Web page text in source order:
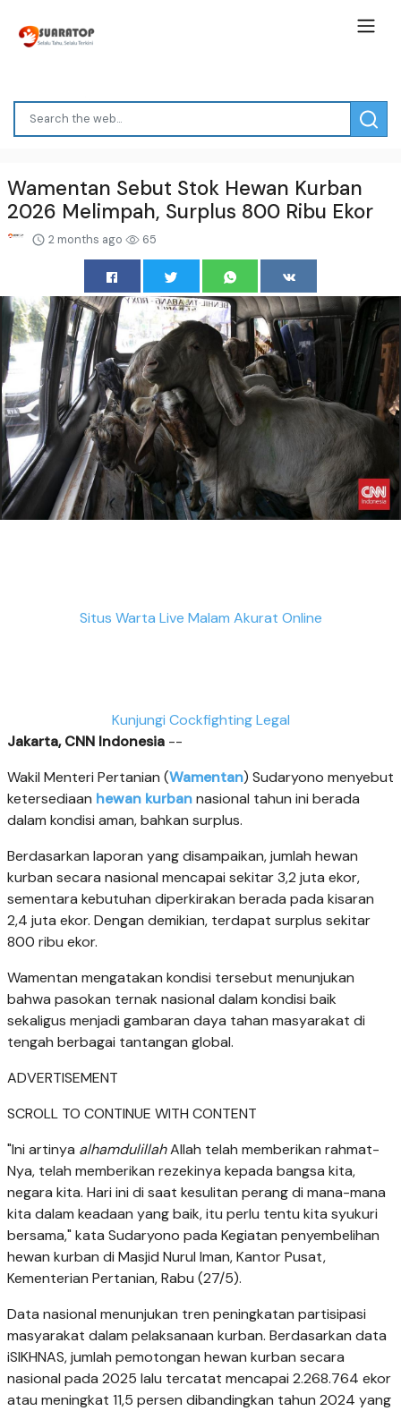
Wamentan Sebut Stok Hewan Kurban
2026 Melimpah, Surplus 800 Ribu Ekor
2 months ago 65
Situs Warta Live Malam Akurat Online
Kunjungi Cockfighting Legal
Jakarta, CNN Indonesia --
Wakil Menteri Pertanian (Wamentan) Sudaryono menyebut
ketersediaan hewan kurbannasional tahun ini berada
dalam kondisi aman, bahkan surplus.
Berdasarkan laporan yang disampaikan, jumlah hewan
kurban secara nasional mencapai sekitar 3,2 juta ekor,
sementara kebutuhan diperkirakan berada pada kisaran
2,4 juta ekor. Dengan demikian, terdapat surplus sekitar
800 ribu ekor.
Wamentan mengatakan kondisi tersebut menunjukan
bahwa pasokan ternak nasional dalam kondisi baik
sekaligus menjadi gambaran daya tahan masyarakat di
tengah berbagai tantangan global.
ADVERTISEMENT
SCROLL TO CONTINUE WITH CONTENT
"Ini artinya alhamdulillahAllah telah memberikan rahmat-
Nya, telah memberikan rezekinya kepada bangsa kita,
negara kita. Hari ini di saat kesulitan perang di mana-mana
kita dalam keadaan yang baik, itu perlu tentu kita syukuri
bersama," kata Sudaryono pada Kegiatan penyembelihan
hewan kurban di Masjid Nurul Iman, Kantor Pusat,
Kementerian Pertanian, Rabu (27/5).
Data nasional menunjukan tren peningkatan partisipasi
masyarakat dalam pelaksanaan kurban. Berdasarkan data
iSIKHNAS, jumlah pemotongan hewan kurban secara
nasional pada 2025 lalu tercatat mencapai 2.268.764 ekor
atau meningkat 11,5 persen dibandingkan tahun 2024 yang